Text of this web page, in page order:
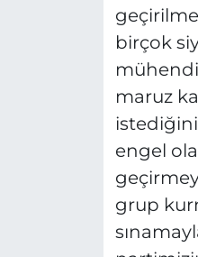
birçok
maruz
engel
grup